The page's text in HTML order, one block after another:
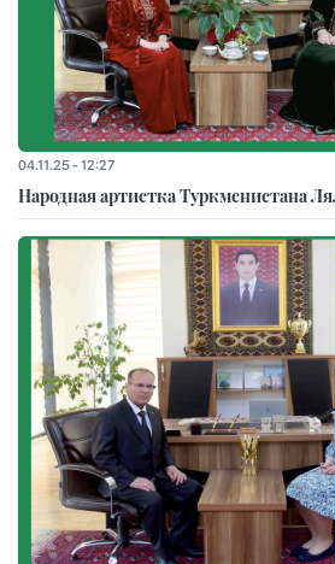
04.11.25 - 12:27
Народная артистка Туркменистана